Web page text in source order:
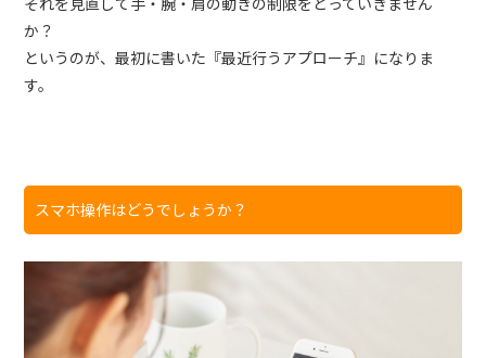
か？
というのが、最初に書いた『最近行うアプローチ』になりま
す。
スマホ操作はどうでしょうか？